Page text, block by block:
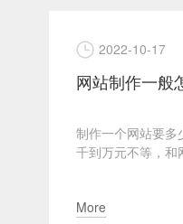
2022-10-17
网站制作一般
制作一个网站要多
千到万元不等，和
More